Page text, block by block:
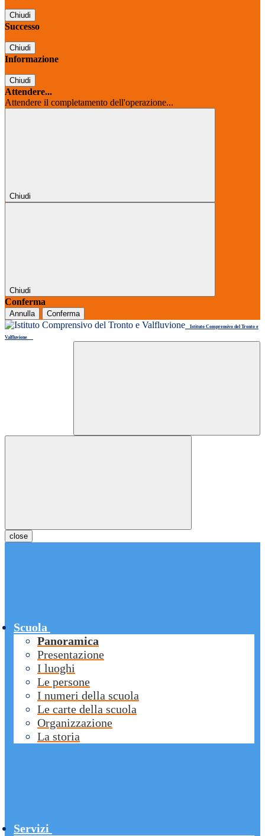
Chiudi
Successo
Chiudi
Informazione
Chiudi
Attendere...
Attendere il completamento dell'operazione...
Chiudi
Chiudi
Conferma
Annulla Conferma
Istituto Comprensivo del Tronto e
Valfluvione
close
Scuola
Panoramica
Presentazione
I luoghi
Le persone
I numeri della scuola
Le carte della scuola
Organizzazione
La storia
Servizi